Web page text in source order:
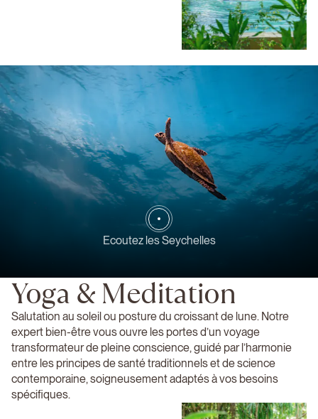
Ecoutez les Seychelles
Yoga & Meditation
Salutation au soleil ou posture du croissant de lune. Notre
expert bien-être vous ouvre les portes d’un voyage
transformateur de pleine conscience, guidé par l’harmonie
entre les principes de santé traditionnels et de science
contemporaine, soigneusement adaptés à vos besoins
spécifiques.